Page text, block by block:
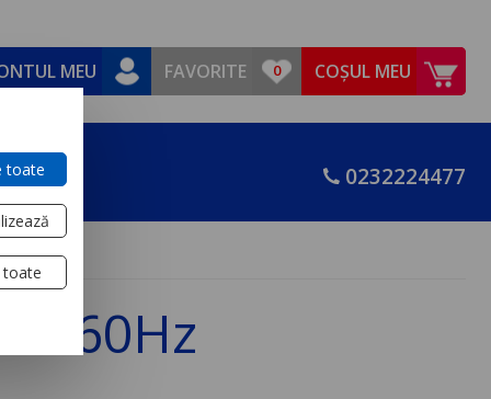
MEU FAVORITE COȘUL MEU
0232224477
60Hz
toate
toate